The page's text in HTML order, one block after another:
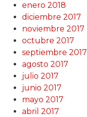
enero 2018
diciembre 2017
noviembre 2017
octubre 2017
septiembre 2017
agosto 2017
julio 2017
junio 2017
mayo 2017
abril 2017